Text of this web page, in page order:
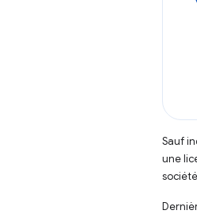
Sauf
une